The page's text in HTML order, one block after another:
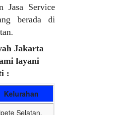
Jasa Service
berada di
Jakarta
layani
:
Kelurahan
Selatan,